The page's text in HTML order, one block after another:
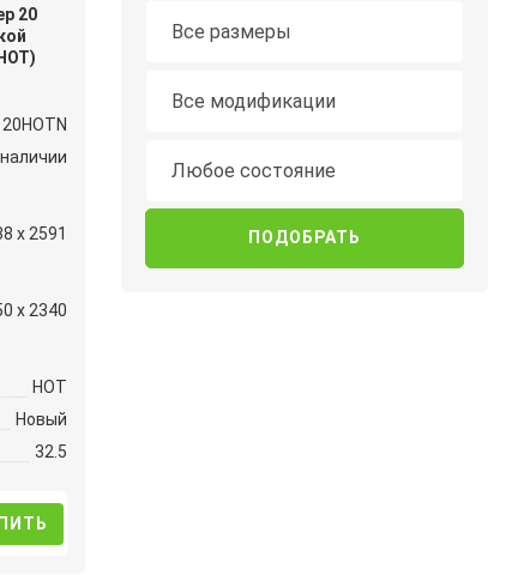
20
20HOTN
x 2591
x 2340
HOT
Новый
32.5
Все размеры
Все модификации
Любое состояние